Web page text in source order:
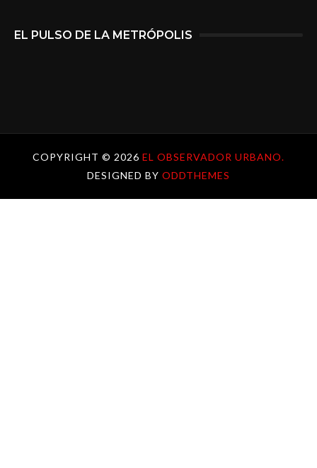
EL PULSO DE LA METRÓPOLIS
COPYRIGHT © 2026 EL OBSERVADOR URBANO.
DESIGNED BY ODDTHEMES